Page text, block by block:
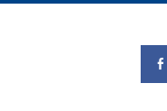
Skip